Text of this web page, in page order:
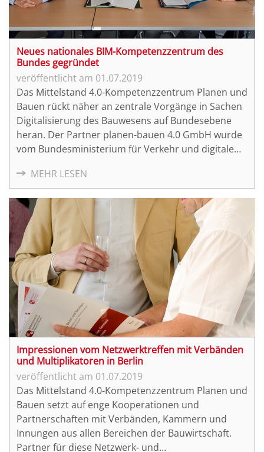
Neues nationales BIM-Kompetenzzentrum des
Bundes gegründet
01.07.2019
Das Mittelstand 4.0-Kompetenzzentrum Planen und
Bauen rückt näher an zentrale Vorgänge in Sachen
Digitalisierung des Bauwesens auf Bundesebene
heran. Der Partner planen-bauen 4.0 GmbH wurde
vom Bundesministerium für Verkehr und digitale
Bundesministerium des Innern, für Bau und Heimat
mit dem Aufbau und Betrieb des Nationalen BIM-
Kompetenzzentrums des Bundes beauftragt. Die so
entstehenden Nähe der zwei Kompetenzzentren
zueinander gilt es nun zum Vorteil beider zu nutzen
und die Digitalisierungsentwicklungen im Bauwesen
- insbesondere im mittelständischen Umfeld -
durch entstehende Synergieeffekte zu
unterstützen.
MEHR LESEN
Impressionen vom Netzwerktreffen mit Verbänden
und Multiplikatoren in Berlin
01.07.2019
Das Mittelstand 4.0-Kompetenzzentrum Planen und
Bauen setzt auf enge Kooperationen und
Partnerschaften mit Verbänden, Kammern und
Innungen aus allen Bereichen der Bauwirtschaft.
Partner für diese Netzwerk- und